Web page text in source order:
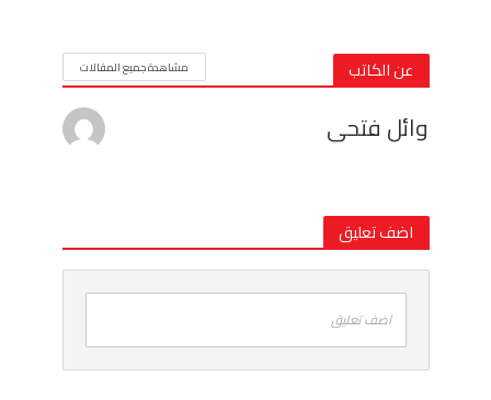
عن الكاتب مشاهدة جميع المقالات
وائل فتحى
اضف تعليق
اضف تعليق